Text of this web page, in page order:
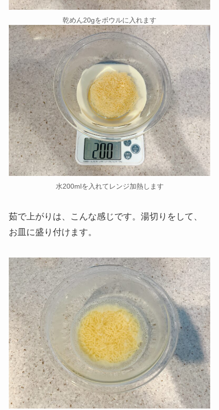
乾めん20gをボウルに入れます
水200mlを入れてレンジ加熱します
茹で上がりは、こんな感じです。湯切りをして、
お皿に盛り付けます。